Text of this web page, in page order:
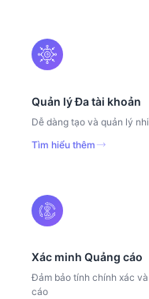
Quản lý Đa tài khoản
Dễ dàng tạo và quản lý
Tìm hiểu thêm
Xác minh Quảng cáo
Đảm bảo tính chính xác
cáo